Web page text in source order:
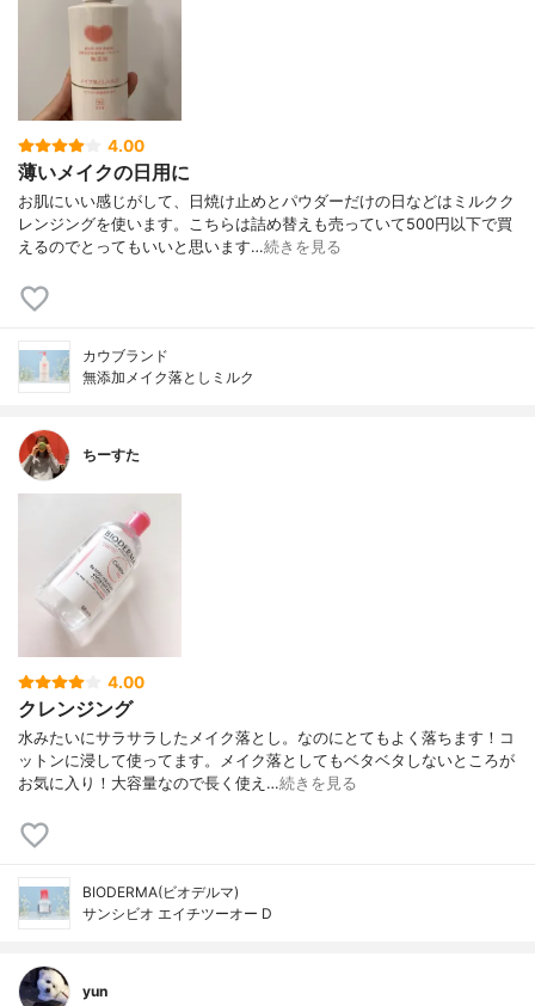
4.00
薄いメイクの日用に
お肌にいい感じがして、日焼け止めとパウダーだけの日などはミルクク
レンジングを使います。こちらは詰め替えも売っていて500円以下で買
えるのでとってもいいと思います…続きを見る
カウブランド
無添加メイク落としミルク
ちーすた
4.00
クレンジング
水みたいにサラサラしたメイク落とし。なのにとてもよく落ちます！コ
ットンに浸して使ってます。メイク落としてもベタベタしないところが
お気に入り！大容量なので長く使え…続きを見る
BIODERMA(ビオデルマ)
サンシビオ エイチツーオー D
yun